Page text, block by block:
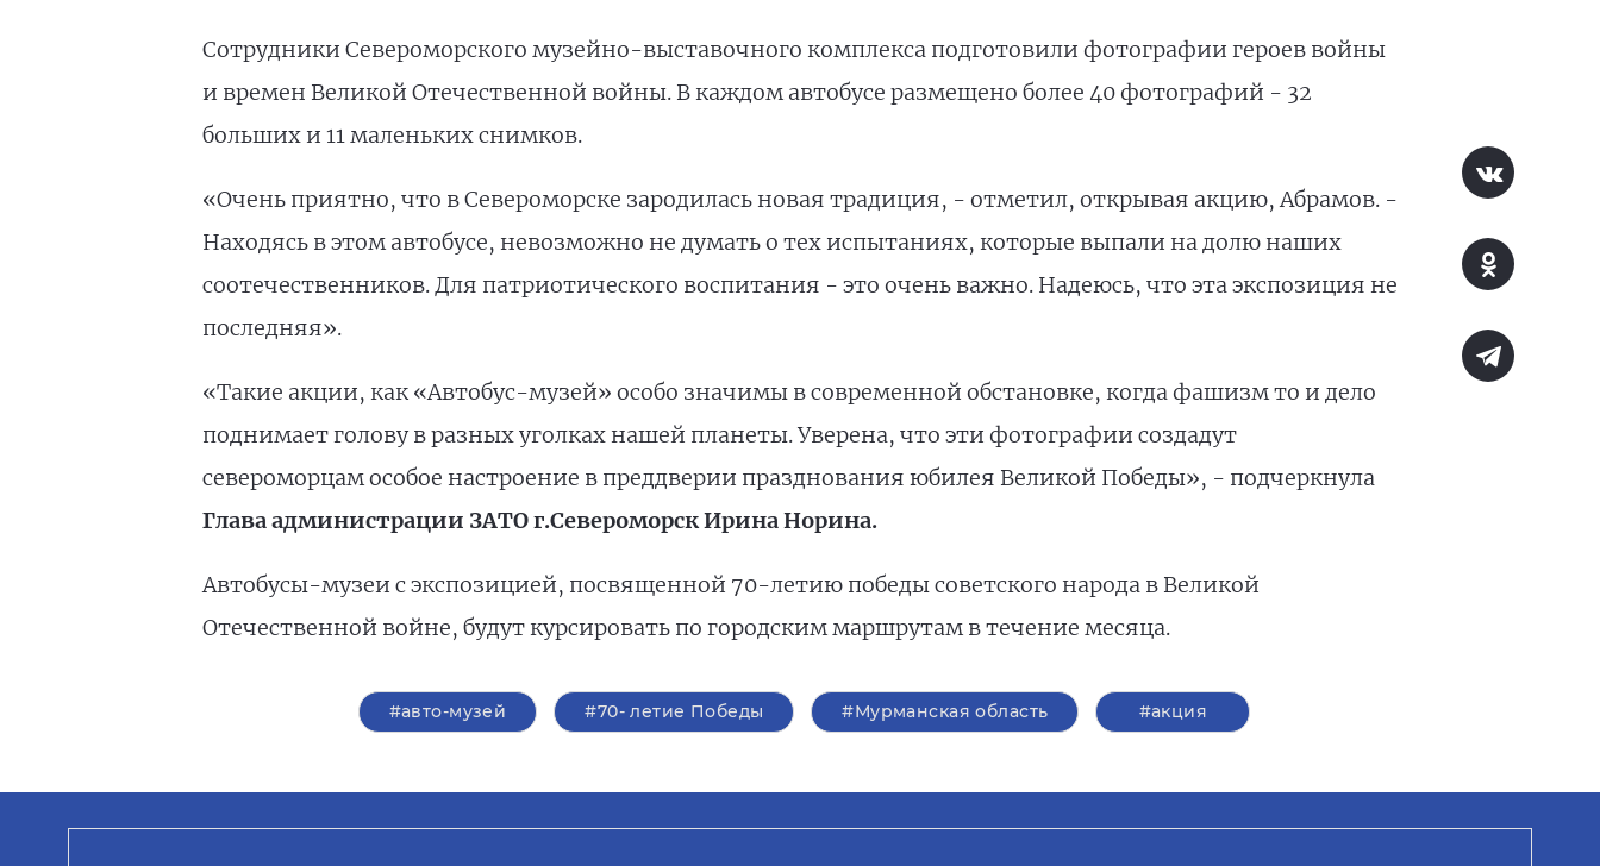
Сотрудники Североморского музейно-выставочного комплекса подготовили фотографии героев войны
и времен Великой Отечественной войны. В каждом автобусе размещено более 40 фотографий - 32
больших и 11 маленьких снимков.
«Очень приятно, что в Североморске зародилась новая традиция, - отметил, открывая акцию, Абрамов. -
Находясь в этом автобусе, невозможно не думать о тех испытаниях, которые выпали на долю наших
соотечественников. Для патриотического воспитания - это очень важно. Надеюсь, что эта экспозиция не
последняя».
«Такие акции, как «Автобус-музей» особо значимы в современной обстановке, когда фашизм то и дело
поднимает голову в разных уголках нашей планеты. Уверена, что эти фотографии создадут
североморцам особое настроение в преддверии празднования юбилея Великой Победы», - подчеркнула
Глава администрации ЗАТО г.Североморск Ирина Норина.
Автобусы-музеи с экспозицией, посвященной 70-летию победы советского народа в Великой
Отечественной войне, будут курсировать по городским маршрутам в течение месяца.
#авто-музей #70- летие Победы #Мурманская область #акция